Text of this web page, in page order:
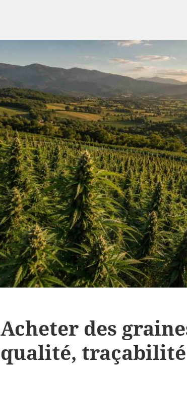
Acheter des
qualité,